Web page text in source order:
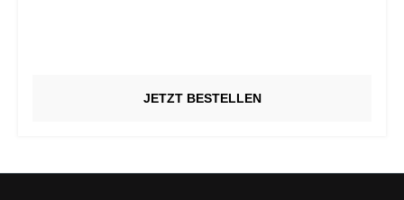
JETZT BESTELLEN